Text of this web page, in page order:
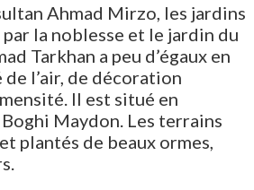
Ahmad Mirzo, les jardins
la noblesse et le jardin du
Tarkhan a peu d’égaux en
l’air, de décoration
Il est situé en
Maydon. Les terrains
plantés de beaux ormes,